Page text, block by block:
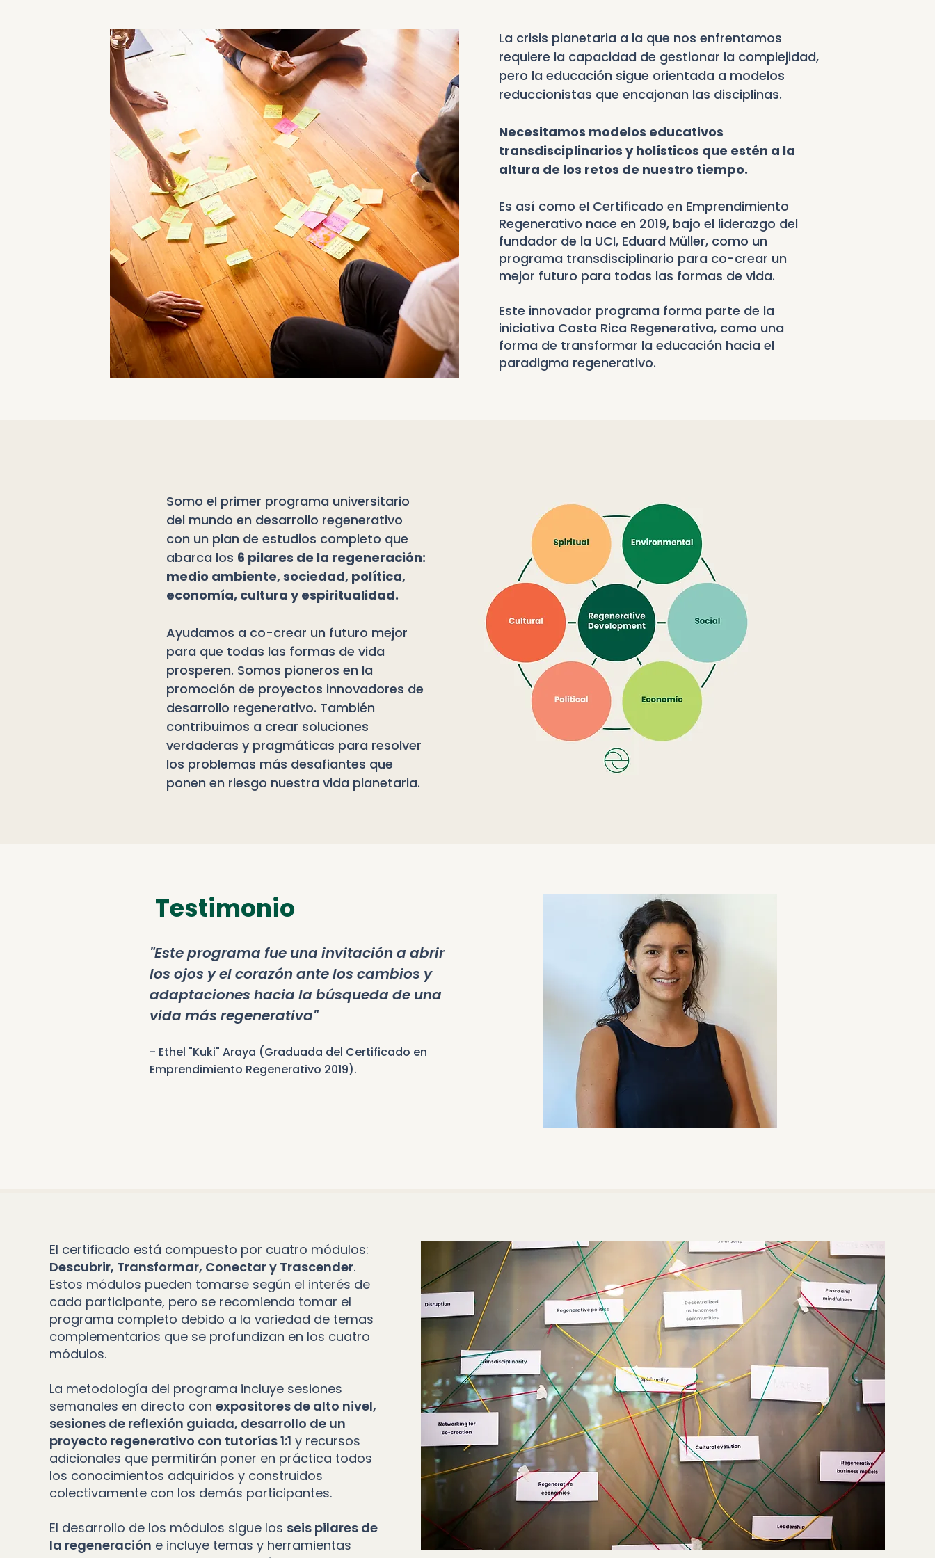
La crisis planetaria a la que nos enfrentamos
requiere la capacidad de gestionar la complejidad,
pero la educación sigue orientada a modelos
reduccionistas que encajonan las disciplinas.
Necesitamos modelos educativos
transdisciplinarios y holísticos que estén a la
altura de los retos de nuestro tiempo.
Es así como el Certificado en Emprendimiento
Regenerativo nace en 2019, bajo el liderazgo del
fundador de la UCI, Eduard Müller, como un
programa transdisciplinario para co-crear un
mejor futuro para todas las formas de vida.
Este innovador programa forma parte de la
iniciativa Costa Rica Regenerativa, como una
forma de transformar la educación hacia el
paradigma regenerativo.
Somo el primer programa universitario
del mundo en desarrollo regenerativo
con un plan de estudios completo que
abarca los 6 pilares de la regeneración:
medio ambiente, sociedad, política,
economía, cultura y espiritualidad.
Ayudamos a co-crear un futuro mejor
para que todas las formas de vida
prosperen. Somos pioneros en la
promoción de proyectos innovadores de
desarrollo regenerativo. También
contribuimos a crear soluciones
verdaderas y pragmáticas para resolver
los problemas más desafiantes que
ponen en riesgo nuestra vida planetaria.
Testimonio
"Este programa fue una invitación a abrir
los ojos y el corazón ante los cambios y
adaptaciones hacia la búsqueda de una
vida más regenerativa"
- Ethel "Kuki" Araya (Graduada del Certificado en
Emprendimiento Regenerativo 2019).
El certificado está compuesto por cuatro módulos:
Descubrir, Transformar, Conectar y Trascender.
Estos módulos pueden tomarse según el interés de
cada participante, pero se recomienda tomar el
programa completo debido a la variedad de temas
complementarios que se profundizan en los cuatro
módulos.
La metodología del programa incluye sesiones
semanales en directo con expositores de alto nivel,
sesiones de reflexión guiada, desarrollo de un
proyecto regenerativo con tutorías 1:1 y recursos
adicionales que permitirán poner en práctica todos
los conocimientos adquiridos y construidos
colectivamente con los demás participantes.
El desarrollo de los módulos sigue los seis pilares de
la regeneración e incluye temas y herramientas